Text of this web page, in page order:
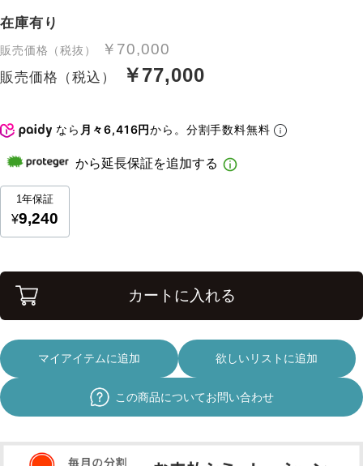
在庫有り
販売価格（税抜） ￥70,000
販売価格（税込） ￥77,000
なら 月々6,416円から。分割手数料無料
カートに入れる
マイアイテムに追加 欲しいリストに追加
この商品についてお問い合わせ